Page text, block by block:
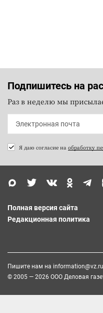
Подпишитесь на
Раз в неделю мы
Я даю согласие на обработку
Полная версия сайта
Редакционная политика
Пишите нам на information@vz.ru
© 2005 — 2026 ООО Деловая